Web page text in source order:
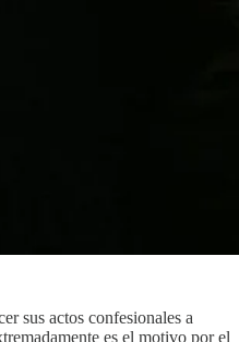
sus actos confesionales a
es el motivo por el